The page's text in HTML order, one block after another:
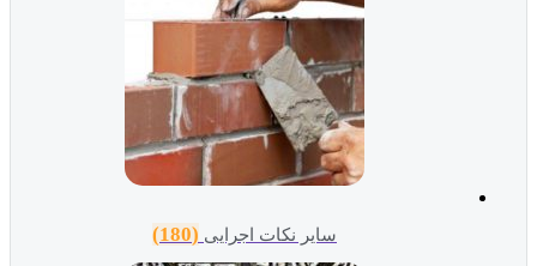
سایر نکات اجرایی(180)